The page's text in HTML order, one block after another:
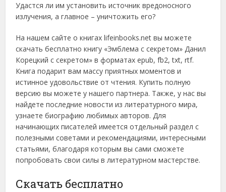
Удастся ли им установить источник вредоносного
излучения, а главное – уничтожить его?
На нашем сайте о книгах lifeinbooks.net вы можете
скачать бесплатно книгу «Эмблема с секретом» Данил
Корецкий с секретом» в форматах epub, fb2, txt, rtf.
Книга подарит вам массу приятных моментов и
истинное удовольствие от чтения. Купить полную
версию вы можете у нашего партнера. Также, у нас вы
найдете последние новости из литературного мира,
узнаете биографию любимых авторов. Для
начинающих писателей имеется отдельный раздел с
полезными советами и рекомендациями, интересными
статьями, благодаря которым вы сами сможете
попробовать свои силы в литературном мастерстве.
Скачать бесплатно